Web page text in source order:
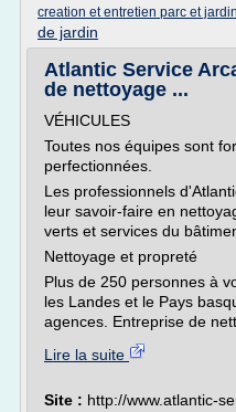
creation et entretien parc et jardin
de jardin
Atlantic Service
de nettoyage ...
VÉHICULES
Toutes nos équipes sont
perfectionnées.
Les professionnels
leur savoir-faire en
verts et services du
Nettoyage et propreté
Plus de 250 personnes à
les Landes et le Pays
agences. Entreprise de
Lire la suite
Site : http://www.atlantic-